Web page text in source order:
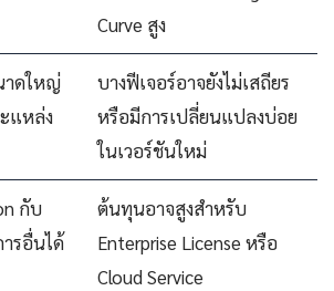
Curve สูง
าดใหญ่
แหล่ง
บางฟีเจอร์อาจยังไม่เสถียร
หรือมีการเปลี่ยนแปลงบ่อย
ในเวอร์ชันใหม่
กับ
รอื่นได้
ต้นทุนอาจสูงสำหรับ
Enterprise License หรือ
Cloud Service